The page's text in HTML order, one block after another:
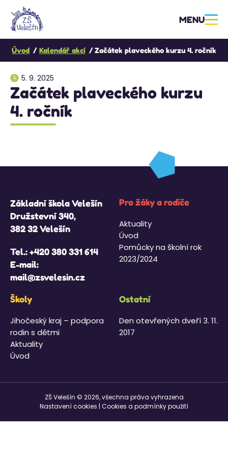
MENU
Úvod Kalendář akcí Začátek plaveckého kurzu 4. ročník
5. 9. 2025
Začátek plaveckého kurzu
4. ročník
Základní škola Velešín
Družstevní 340,
382 32 Velešín
Tel.:+420 380 331 614
E-mail:
mail@zsvelesin.cz
Pro žáky a rodiče
Aktuality
Úvod
Pomůcky na školní rok
2023/2024
Školy
Jihočeský kraj – podpora
rodin s dětmi
Aktuality
Úvod
Ostatní
Den otevřených dveří 3. 11.
2017
ZŠ Velešín © 2026, všechna práva vyhrazena
Nastavení cookies Cookies a podmínky použití